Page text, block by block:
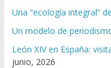
Una “ecología integral”
Un modelo de
León XIV en España:
junio, 2026